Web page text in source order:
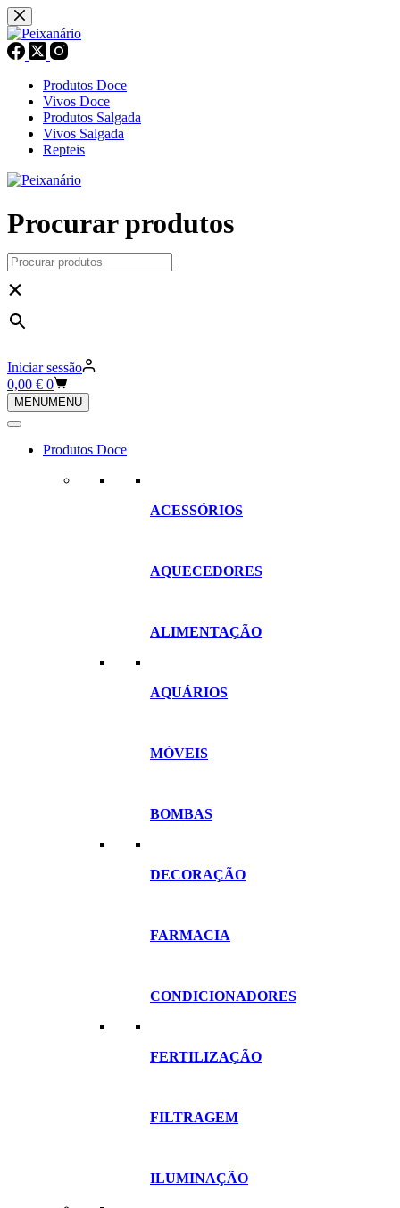
Pular
para
o
conteúdo
Produtos Doce
Vivos Doce
Produtos Salgada
Vivos Salgada
Repteis
Procurar produtos
×
Iniciar sessão
Carrinho
de
compras
0,00 € 0
MENUMENU
Produtos Doce
ACESSÓRIOS
AQUECEDORES
ALIMENTAÇÃO
AQUÁRIOS
MÓVEIS
BOMBAS
DECORAÇÃO
FARMACIA
CONDICIONADORES
FERTILIZAÇÃO
FILTRAGEM
ILUMINAÇÃO